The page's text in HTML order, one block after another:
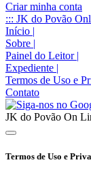
Criar minha conta
::: JK do Povão
Início |
Sobre |
Painel do Leitor |
Expediente |
Termos de Uso e
Contato
JK do Povão On
Termos de Uso e